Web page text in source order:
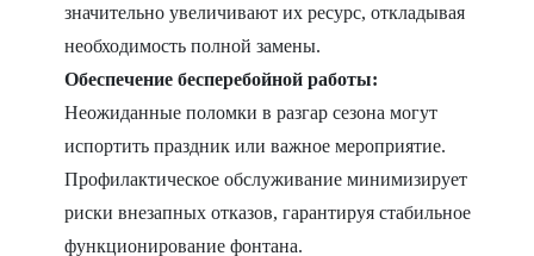
значительно увеличивают их ресурс, откладывая
необходимость полной замены.
Обеспечение бесперебойной работы:
Неожиданные поломки в разгар сезона могут
испортить праздник или важное мероприятие.
Профилактическое обслуживание минимизирует
риски внезапных отказов, гарантируя стабильное
функционирование фонтана.